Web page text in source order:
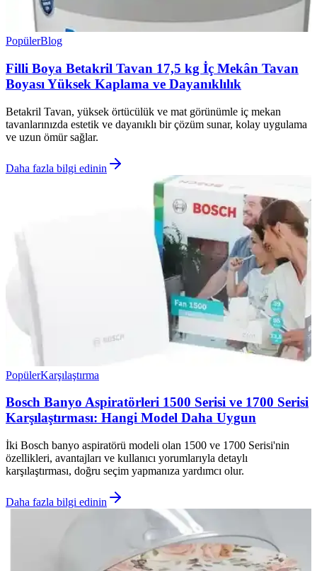
PopülerBlog
Filli Boya Betakril Tavan 17,5 kg İç Mekân Tavan
Boyası Yüksek Kaplama ve Dayanıklılık
Betakril Tavan, yüksek örtücülük ve mat görünümle iç mekan
tavanlarınızda estetik ve dayanıklı bir çözüm sunar, kolay uygulama
ve uzun ömür sağlar.
Daha fazla bilgi edinin
PopülerKarşılaştırma
Bosch Banyo Aspiratörleri 1500 Serisi ve 1700 Serisi
Karşılaştırması: Hangi Model Daha Uygun
İki Bosch banyo aspiratörü modeli olan 1500 ve 1700 Serisi'nin
özellikleri, avantajları ve kullanıcı yorumlarıyla detaylı
karşılaştırması, doğru seçim yapmanıza yardımcı olur.
Daha fazla bilgi edinin